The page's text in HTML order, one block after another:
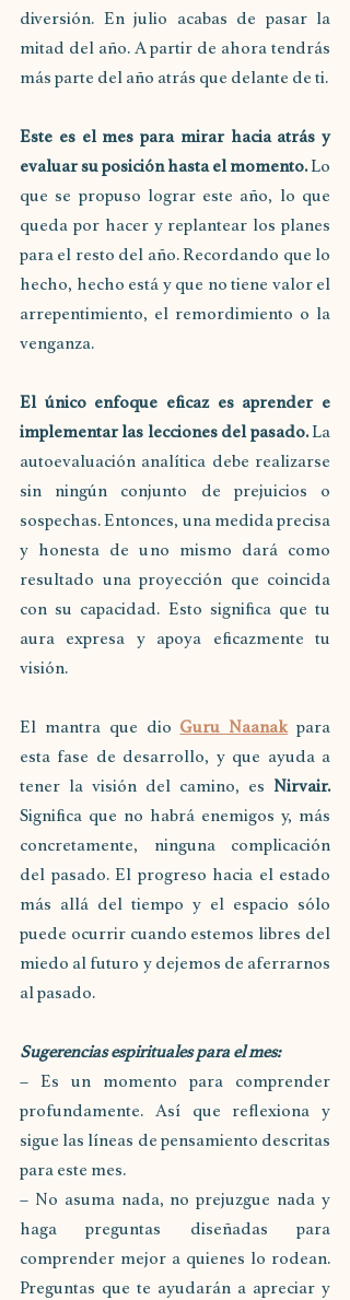
diversión. En julio acabas de pasar la
mitad del año. A partir de ahora tendrás
más parte del año atrás que delante de ti.
Este es el mes para mirar hacia atrás y
evaluar su posición hasta el momento. Lo
que se propuso lograr este año, lo que
queda por hacer y replantear los planes
para el resto del año. Recordando que lo
hecho, hecho está y que no tiene valor el
arrepentimiento, el remordimiento o la
venganza.
El único enfoque eficaz es aprender e
implementar las lecciones del pasado. La
autoevaluación analítica debe realizarse
sin ningún conjunto de prejuicios o
sospechas. Entonces, una medida precisa
y honesta de uno mismo dará como
resultado una proyección que coincida
con su capacidad. Esto significa que tu
aura expresa y apoya eficazmente tu
visión.
El mantra que dio Guru Naanak para
esta fase de desarrollo, y que ayuda a
tener la visión del camino, es Nirvair.
Significa que no habrá enemigos y, más
concretamente, ninguna complicación
del pasado. El progreso hacia el estado
más allá del tiempo y el espacio sólo
puede ocurrir cuando estemos libres del
miedo al futuro y dejemos de aferrarnos
al pasado.
Sugerencias espirituales para el mes:
– Es un momento para comprender
profundamente. Así que reflexiona y
sigue las líneas de pensamiento descritas
para este mes.
– No asuma nada, no prejuzgue nada y
haga preguntas diseñadas para
comprender mejor a quienes lo rodean.
Preguntas que te ayudarán a apreciar y